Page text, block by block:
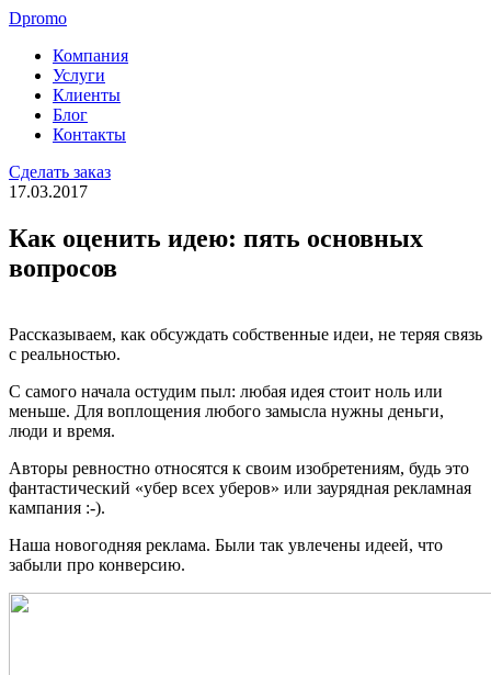
Dpromo
Компания
Услуги
Клиенты
Блог
Контакты
Сделать заказ
17.03.2017
Как оценить идею: пять основных
вопросов
Рассказываем, как обсуждать собственные идеи, не теряя связь
с реальностью.
С самого начала остудим пыл: любая идея стоит ноль или
меньше. Для воплощения любого замысла нужны деньги,
люди и время.
Авторы ревностно относятся к своим изобретениям, будь это
фантастический «убер всех уберов» или заурядная рекламная
кампания :-).
Наша новогодняя реклама. Были так увлечены идеей, что
забыли про конверсию.